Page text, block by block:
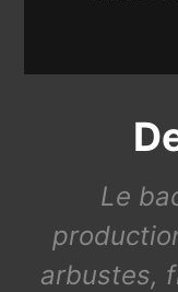
Le
arbustes,